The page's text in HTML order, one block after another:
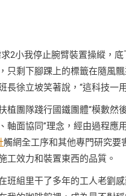
2小我停止腕臂裝置操縱，
只剩下腳踝上的標籤在隨風
長徐立坡笑著說，“這科技
植團隊踐行國鐵團體“模數
軸面協同”理念，經由過程
觸網全工序和其他專門研究要
工效力和裝置東西的品質。
班組里干了多年的工人老劉